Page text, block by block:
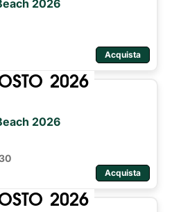
2026
Acquista
2026
2026
Acquista
2026